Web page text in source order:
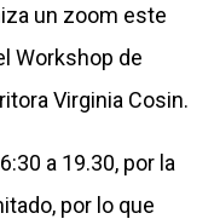
un zoom este
Workshop de
Virginia Cosin.
a 19.30, por la
por lo que